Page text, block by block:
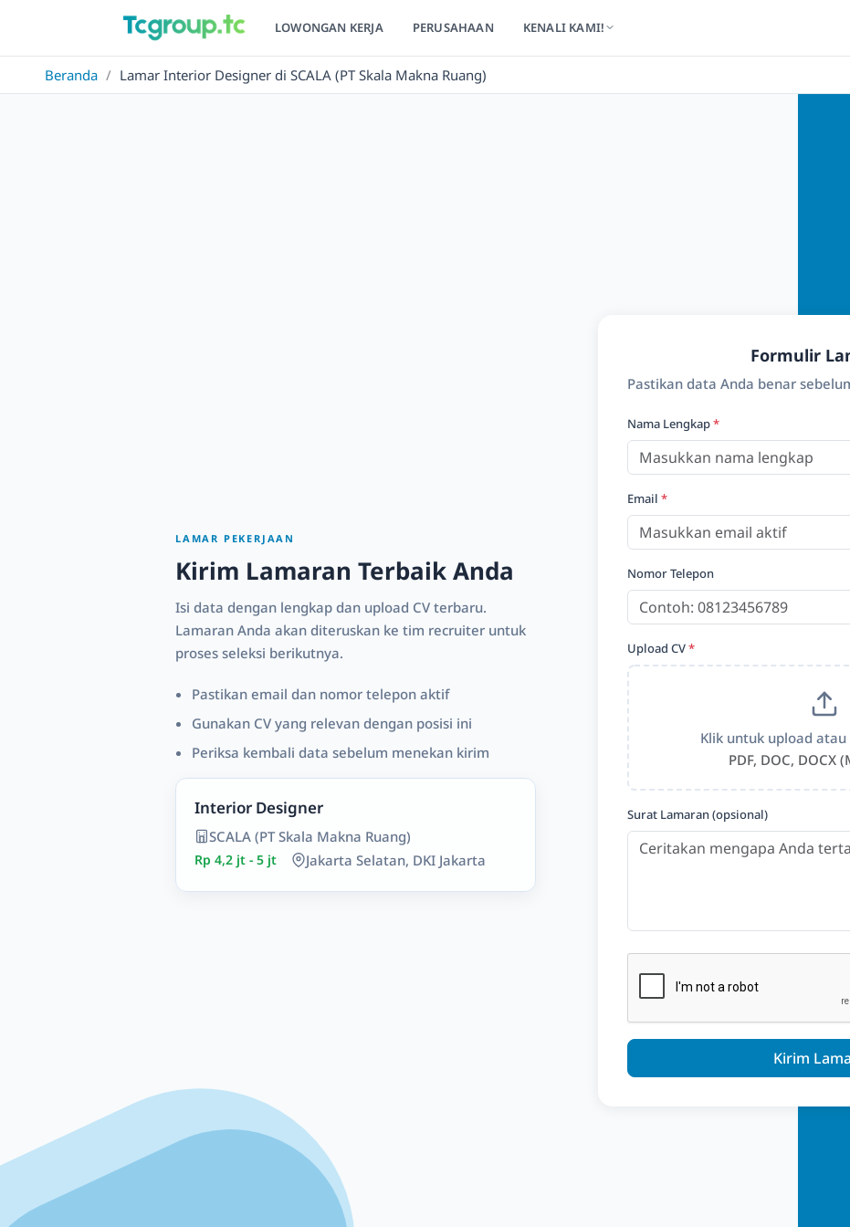
LOWONGAN KERJA PERUSAHAAN KENALI KAMI!
Beranda / Lamar Interior Designer di SCALA (PT Skala Makna Ruang)
LAMAR PEKERJAAN
Kirim Lamaran Terbaik Anda
Isi data dengan lengkap dan upload CV terbaru.
Lamaran Anda akan diteruskan ke tim recruiter untuk
proses seleksi berikutnya.
Pastikan email dan nomor telepon aktif
Gunakan CV yang relevan dengan posisi ini
Periksa kembali data sebelum menekan kirim
Interior Designer
SCALA (PT Skala Makna Ruang)
Rp 4,2 jt - 5 jt Jakarta Selatan, DKI Jakarta
Formulir
Pastikan data Anda benar
Nama Lengkap*
Email *
Nomor Telepon
Upload CV*
Klik untuk upload
PDF, DOC, DOCX
Surat Lamaran (opsional)
Kirim